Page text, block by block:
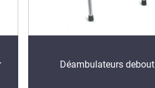
Déambulateurs debout